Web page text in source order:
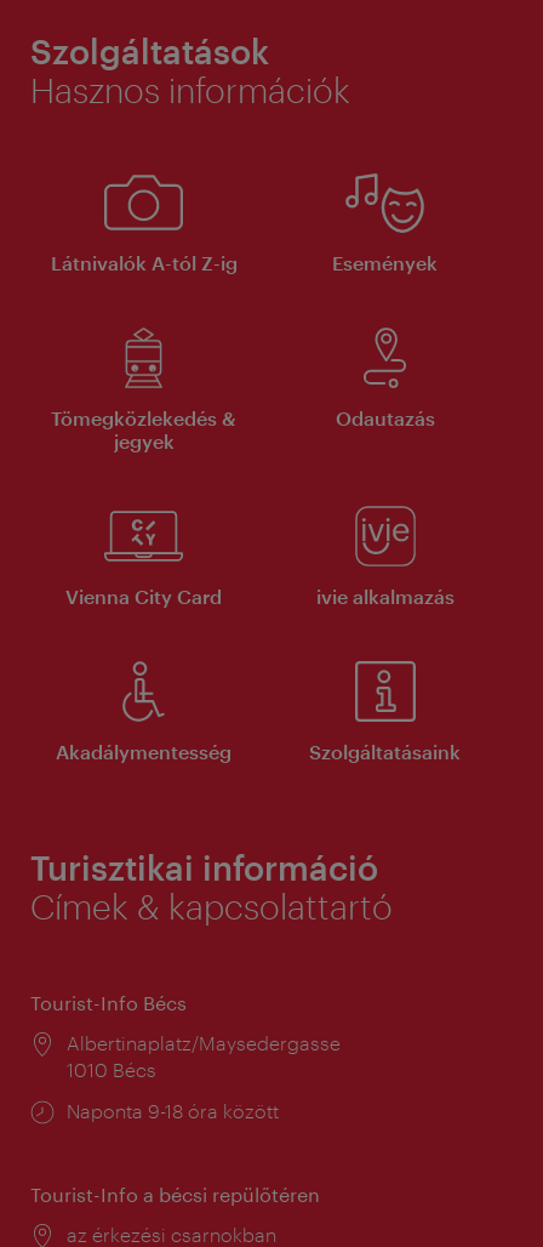
Szolgáltatások
Hasznos információk
Látnivalók A-tól Z-ig Események
Tömegközlekedés &
jegyek
Odautazás
Vienna City Card ivie alkalmazás
Akadálymentesség Szolgáltatásaink
Turisztikai információ
Címek & kapcsolattartó
Tourist-Info Bécs
Helyszín:
Albertinaplatz/Maysedergasse
1010 Bécs
Nyitva
Naponta 9-18 óra között
Tourist-Info a bécsi repülőtéren
Helyszín:
az érkezési csarnokban